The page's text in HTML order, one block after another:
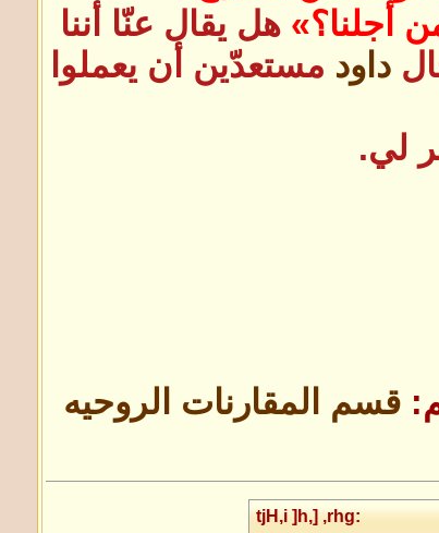
أجلنا؟»هل يقال عنّا أننا
داود مستعدّين أن يعملوا
لي.
قسم المقارنات الروحيه
tjH,i ]h,] ,rhg: